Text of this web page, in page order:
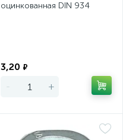
оцинкованная DIN 934
3,20 ₽
- +